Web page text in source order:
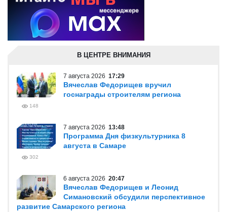
В ЦЕНТРЕ ВНИМАНИЯ
7 августа 2026 17:29
Вячеслав Федорищев вручил
госнаграды строителям региона
148
7 августа 2026 13:48
Программа Дня физкультурника 8
августа в Самаре
302
6 августа 2026 20:47
Вячеслав Федорищев и Леонид
Симановский обсудили перспективное
развитие Самарского региона